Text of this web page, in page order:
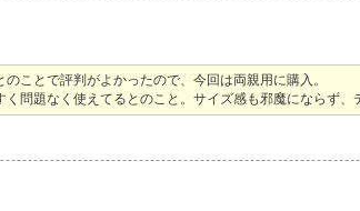
ことで評判がよかったので、今回は両親用に購入。
問題なく使えてるとのこと。サイズ感も邪魔にならず、